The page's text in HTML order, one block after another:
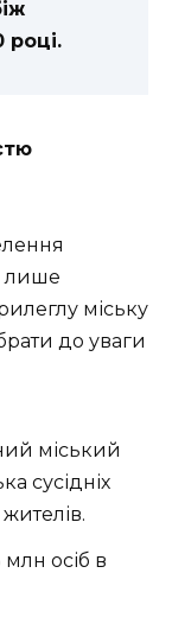
році.
лише
міську
до уваги
міський
сусідніх
осіб в